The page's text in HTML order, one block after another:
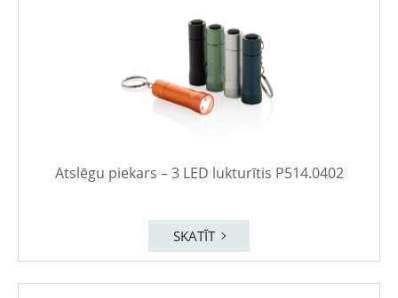
Atslēgu piekars – 3 LED lukturītis P514.0402
SKATĪT